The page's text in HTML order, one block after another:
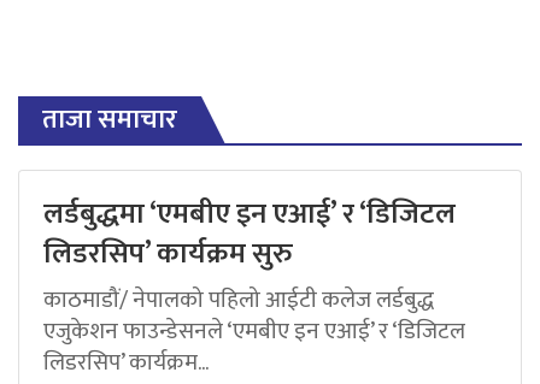
ताजा समाचार
लर्डबुद्धमा ‘एमबीए इन एआई’ र ‘डिजिटल
लिडरसिप’ कार्यक्रम सुरु
काठमाडौं/ नेपालको पहिलो आईटी कलेज लर्डबुद्ध
एजुकेशन फाउन्डेसनले ‘एमबीए इन एआई’ र ‘डिजिटल
लिडरसिप’ कार्यक्रम...